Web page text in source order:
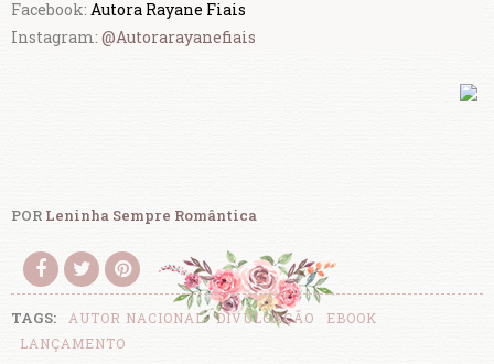
Facebook: Autora Rayane Fiais
Instagram: @Autorarayanefiais
POR Leninha Sempre Romântica
TAGS: AUTOR NACIONAL DIVULGAÇÃO
EBOOK
LANÇAMENTO